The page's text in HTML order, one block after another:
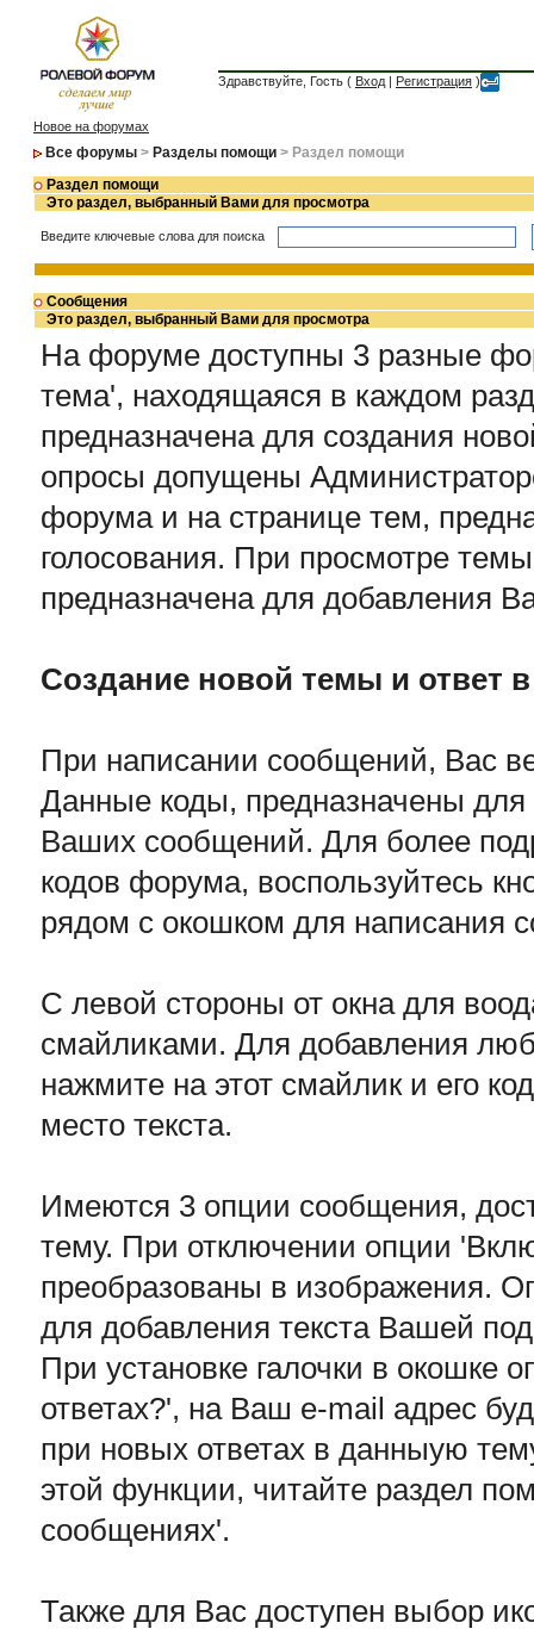
Здравствуйте, Гость ( Вход | Регистрация )
Новое на форумах
Все форумы > Разделы помощи > Раздел помощи
Раздел помощи
Это раздел, выбранный Вами для просмотра
Введите ключевые слова для поиска
Сообщения
Это раздел, выбранный Вами для просмотра
На форуме доступны 3 разные
тема', находящаяся в каждом
предназначена для создания
опросы допущены
форума и на странице тем,
голосования. При просмотре
предназначена для добавления
Создание новой темы и ответ
При написании сообщений, Вас
Данные коды, предназначены для
Ваших сообщений. Для более
кодов форума, воспользуйтесь
рядом с окошком для написания
С левой стороны от окна для
смайликами. Для добавления
нажмите на этот смайлик и его
место текста.
Имеются 3 опции сообщения,
тему. При отключении опции
преобразованы в изображения.
для добавления текста Вашей
При установке галочки в окошке
ответах?', на Ваш e-mail адрес
при новых ответах в данныую
этой функции, читайте раздел
сообщениях'.
Также для Вас доступен выбор